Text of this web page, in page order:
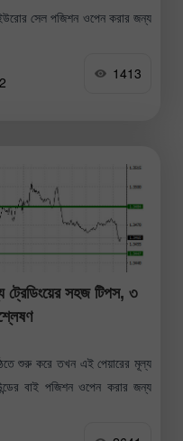
সেল পজিশন ওপেন করার জন্য
1413
সহজ টিপস, ৩
শুরু করে তখন এই পেয়ারের মূল্য
বাই পজিশন ওপেন করার জন্য